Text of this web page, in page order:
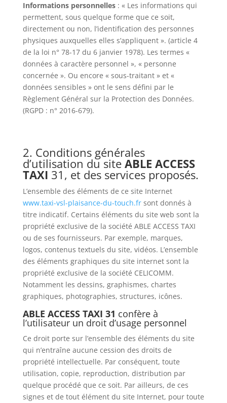
Informations personnelles: « Les informations qui
permettent, sous quelque forme que ce soit,
directement ou non, l’identification des personnes
physiques auxquelles elles s’appliquent ». (article 4
de la loi n° 78-17 du 6 janvier 1978). Les termes «
données à caractère personnel », « personne
concernée ». Ou encore « sous-traitant » et «
données sensibles » ont le sens défini par le
Règlement Général sur la Protection des Données.
(RGPD : n° 2016-679).
2. Conditions générales
d’utilisation du site ABLE ACCESS
TAXI 31, et des services proposés.
L’ensemble des éléments de ce site Internet
www.taxi-vsl-plaisance-du-touch.frsont donnés à
titre indicatif. Certains éléments du site web sont la
propriété exclusive de la société ABLE ACCESS TAXI
ou de ses fournisseurs. Par exemple, marques,
logos, contenus textuels du site, vidéos. L’ensemble
des éléments graphiques du site internet sont la
propriété exclusive de la société CELICOMM.
Notamment les dessins, graphismes, chartes
graphiques, photographies, structures, icônes.
ABLE ACCESS TAXI 31 confère à
l’utilisateur un droit d’usage personnel
Ce droit porte sur l’ensemble des éléments du site
qui n’entraîne aucune cession des droits de
propriété intellectuelle. Par conséquent, toute
utilisation, copie, reproduction, distribution par
quelque procédé que ce soit. Par ailleurs, de ces
signes et de tout élément du site Internet, pour toute